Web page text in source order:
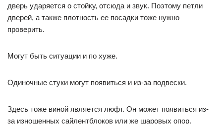
дверь ударяется о стойку, отсюда и звук. Поэтому петли
дверей, а также плотность ее посадки тоже нужно
проверить.
Могут быть ситуации и по хуже.
Одиночные стуки могут появиться и из-за подвески.
Здесь тоже виной является люфт. Он может появиться из-
за изношенных сайлентблоков или же шаровых опор.